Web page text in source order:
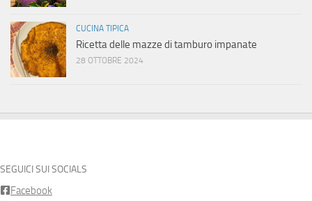
CUCINA TIPICA
Ricetta delle mazze di tamburo impanate
28 OTTOBRE 2024
SEGUICI SUI SOCIALS
Facebook